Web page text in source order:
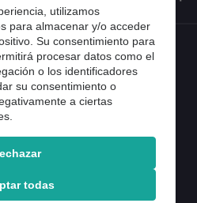
productos dentales, S.L..
utilizamos
para almacenar y/o acceder
Su consentimiento para
procesar datos como el
o los identificadores
su consentimiento o
a ciertas
todas